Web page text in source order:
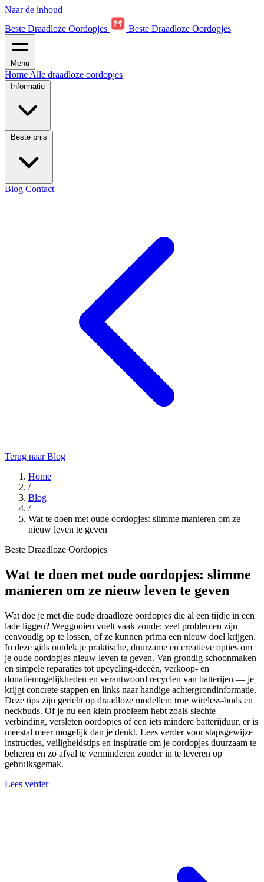
Naar de inhoud
Beste Draadloze Oordopjes
Beste Draadloze Oordopjes
Menu
Home Alle draadloze oordopjes
Informatie
Beste prijs
Blog Contact
Terug naar Blog
Home
/
Blog
/
Wat te doen met oude oordopjes: slimme manieren om ze
nieuw leven te geven
Beste Draadloze Oordopjes
Wat te doen met oude oordopjes: slimme
manieren om ze nieuw leven te geven
Wat doe je met die oude draadloze oordopjes die al een tijdje in een
lade liggen? Weggooien voelt vaak zonde: veel problemen zijn
eenvoudig op te lossen, of ze kunnen prima een nieuw doel krijgen.
In deze gids ontdek je praktische, duurzame en creatieve opties om
je oude oordopjes nieuw leven te geven. Van grondig schoonmaken
en simpele reparaties tot upcycling-ideeën, verkoop- en
donatiemogelijkheden en verantwoord recyclen van batterijen — je
krijgt concrete stappen en links naar handige achtergrondinformatie.
Deze tips zijn gericht op draadloze modellen: true wireless-buds en
neckbuds. Of je nu een klein probleem hebt zoals slechte
verbinding, versleten oordopjes of een iets mindere batterijduur, er is
meestal meer mogelijk dan je denkt. Lees verder voor stapsgewijze
instructies, veiligheidstips en inspiratie om je oordopjes duurzaam te
beheren en zo afval te verminderen zonder in te leveren op
gebruiksgemak.
Lees verder